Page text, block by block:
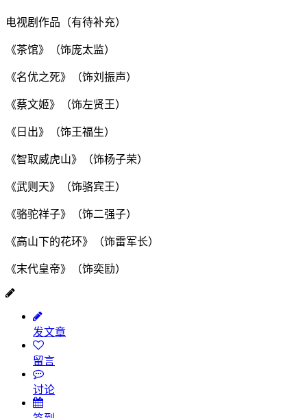
电视剧作品（有待补充）
《茶馆》（饰庞太监）
《名优之死》（饰刘振声）
《蔡文姬》（饰左贤王）
《日出》（饰王福生）
《智取威虎山》（饰杨子荣）
《武则天》（饰骆宾王）
《骆驼祥子》（饰二强子）
《高山下的花环》（饰雷军长）
《末代皇帝》（饰奕劻）
发文章
留言
讨论